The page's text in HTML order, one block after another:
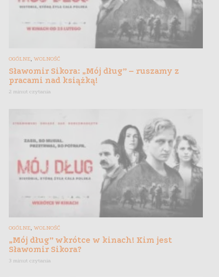
OGÓLNE WOLNOŚĆ
Sławomir Sikora: „Mój dług” – ruszamy z
pracami nad książką!
2 minut czytania
OGÓLNE, WOLNOŚĆ
„Mój dług” wkrótce w kinach! Kim jest
Sławomir Sikora?
3 minut czytania